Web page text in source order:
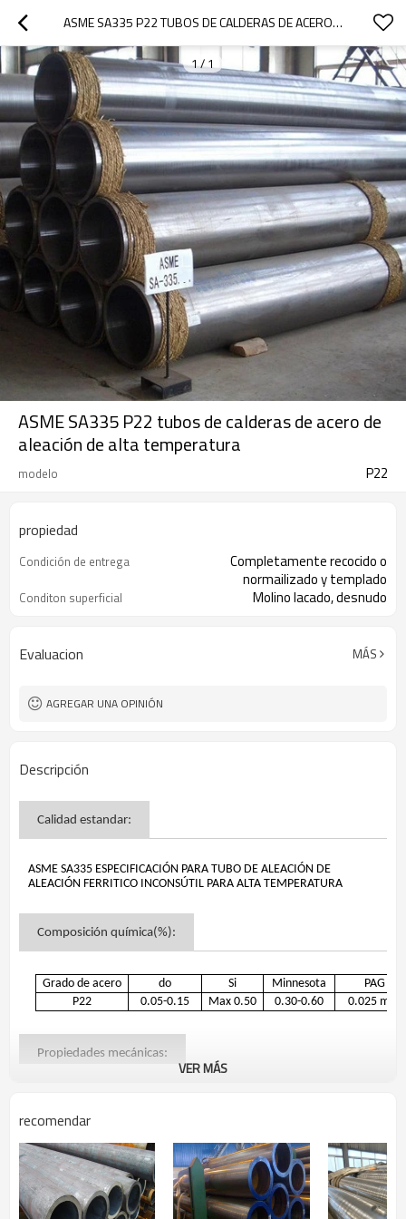
ASME SA335 P22 TUBOS DE CALDERAS DE ACERO DE ALEACIÓN DE ALTA TEMPERATURA
1/1
ASME SA335 P22 tubos de calderas de acero de
aleación de alta temperatura
modelo P22
propiedad
Condición de entrega
Completamente recocido o
normailizado y templado
Conditon superficial Molino lacado, desnudo
Evaluacion MÁS
AGREGAR UNA OPINIÓN
Descripción
Calidad estandar:
ASME SA335 ESPECIFICACIÓN PARA TUBO DE ALEACIÓN DE
ALEACIÓN FERRITICO INCONSÚTIL PARA ALTA TEMPERATURA
Composición química(%):
Grado de acero do Si Minnesota
PAG
P22
0.05-0.15 Max 0.50 0.30-0.60 0.025 max
Propiedades mecánicas:
Grado de acero
P22
60 415 30
Rango de tamaño:
VER MÁS
recomendar